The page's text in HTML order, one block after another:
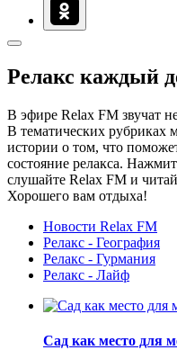
Релакс каждый
В эфире Relax FM звучат
В тематических рубриках
истории о том, что
состояние релакса.
слушайте Relax FM и
Хорошего вам отдыха!
Новости Relax FM
Релакс - География
Релакс - Гурмания
Релакс - Лайф
Сад как место для